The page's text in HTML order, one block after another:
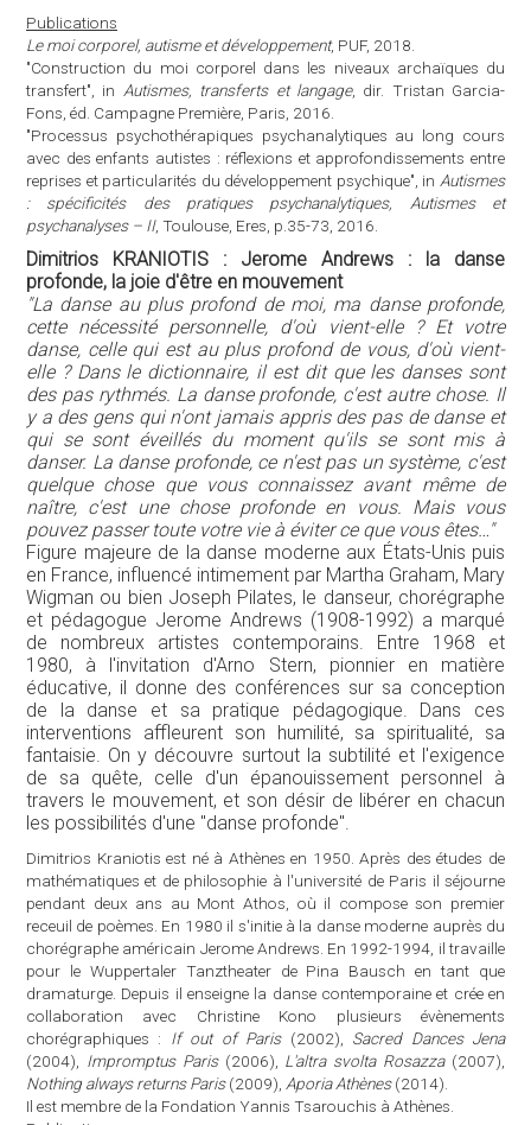
Publications
Le moi corporel, autisme et développement, PUF, 2018.
"Construction du moi corporel dans les niveaux archaïques du
transfert", in Autismes, transferts et langage, dir. Tristan Garcia-
Fons, éd. Campagne Première, Paris, 2016.
"Processus psychothérapiques psychanalytiques au long cours
avec des enfants autistes : réflexions et approfondissements entre
reprises et particularités du développement psychique", in Autismes
: spécificités des pratiques psychanalytiques, Autismes et
psychanalyses – II, Toulouse, Eres, p.35-73, 2016.
Dimitrios KRANIOTIS : Jerome Andrews : la danse
profonde, la joie d'être en mouvement
"La danse au plus profond de moi, ma danse profonde,
cette nécessité personnelle, d'où vient-elle ? Et votre
danse, celle qui est au plus profond de vous, d'où vient-
elle ? Dans le dictionnaire, il est dit que les danses sont
des pas rythmés. La danse profonde, c'est autre chose. Il
y a des gens qui n'ont jamais appris des pas de danse et
qui se sont éveillés du moment qu'ils se sont mis à
danser. La danse profonde, ce n'est pas un système, c'est
quelque chose que vous connaissez avant même de
naître, c'est une chose profonde en vous. Mais vous
pouvez passer toute votre vie à éviter ce que vous êtes…"
Figure majeure de la danse moderne aux États-Unis puis
en France, influencé intimement par Martha Graham, Mary
Wigman ou bien Joseph Pilates, le danseur, chorégraphe
et pédagogue Jerome Andrews (1908-1992) a marqué
de nombreux artistes contemporains. Entre 1968 et
1980, à l'invitation d'Arno Stern, pionnier en matière
éducative, il donne des conférences sur sa conception
de la danse et sa pratique pédagogique. Dans ces
interventions affleurent son humilité, sa spiritualité, sa
fantaisie. On y découvre surtout la subtilité et l'exigence
de sa quête, celle d'un épanouissement personnel à
travers le mouvement, et son désir de libérer en chacun
les possibilités d'une "danse profonde".
Dimitrios Kraniotis est né à Athènes en 1950. Après des études de
mathématiques et de philosophie à l'université de Paris il séjourne
pendant deux ans au Mont Athos, où il compose son premier
receuil de poèmes. En 1980 il s'initie à la danse moderne auprès du
chorégraphe américain Jerome Andrews. En 1992-1994, il travaille
pour le Wuppertaler Tanztheater de Pina Bausch en tant que
dramaturge. Depuis il enseigne la danse contemporaine et crée en
collaboration avec Christine Kono plusieurs évènements
chorégraphiques : If out of Paris(2002), Sacred Dances Jena
(2004), Impromptus Paris(2006), L'altra svolta Rosazza(2007),
Nothing always returns Paris(2009), Aporia Athènes(2014).
Il est membre de la Fondation Yannis Tsarouchis à Athènes.